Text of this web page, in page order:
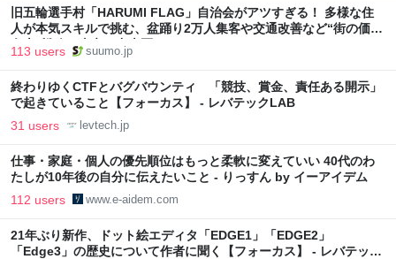
旧五輪選手村「HARUMI FLAG」自治会がアツすぎる！ 多様な住
人が本気スキルで挑む、盆踊り2万人集客や交通改善など“街の価値
向上”戦略 東京・中央区
113 users suumo.jp
終わりゆくCTFとバグバウンティ 「競技、賞金、責任ある開示」
で起きていること【フォーカス】 - レバテックLAB
31 users levtech.jp
仕事・家庭・個人の優先順位はもっと柔軟に変えていい 40代のわ
たしが10年後の自分に伝えたいこと - りっすん by イーアイデム
112 users www.e-aidem.com
21年ぶり新作、ドット絵エディタ「EDGE1」「EDGE2」
「Edge3」の歴史について作者に聞く【フォーカス】 - レバテック